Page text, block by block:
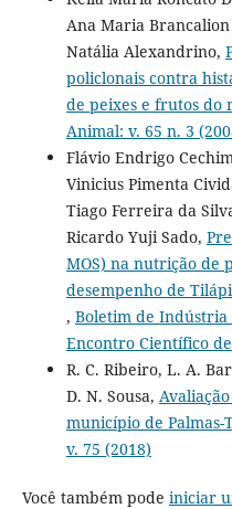
Ana Maria
Natália Alexandrino,
policlonais contra
de peixes e frutos do
Animal: v. 65 n. 3
Flávio Endrigo
Vinicius Pimenta
Tiago Ferreira da
Ricardo Yuji Sado,
MOS) na nutrição de
desempenho de
, Boletim de
Encontro Científico
R. C. Ribeiro, L. A.
D. N. Sousa,
município de Palmas-
v. 75 (2018)
Você também pode iniciar